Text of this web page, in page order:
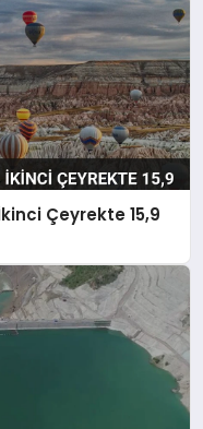
Çeyrekte 15,9